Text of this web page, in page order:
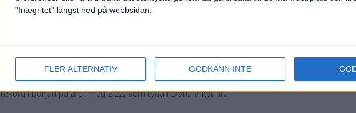
"Integritet" längst ned på webbsidan.
FLER ALTERNATIV GODKÄNN INTE
damklassen.
Dags för maran - Etiopien åter favorit
28 maj 2025
De tre största favoriterna kommer från nationen som fortsätter lansera
den ena löparstjärnan efter den andra. Muluhabt Tsega slog personligt
rekord i början på året med 2:22, som tvåa i Doha vilket är...